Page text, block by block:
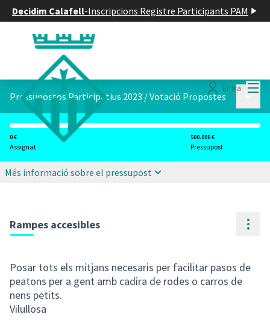
Decidim Calafell-Inscripcions Registre Participants PAM
Entra
Pressupostos Participatius 2023 /Votació Propostes
0 €
Assignat
500.000 €
Pressupost
Més informació sobre el pressupost
Rampes accesibles
Posar tots els mitjans necesaris per facilitar pasos de
peatons per a gent amb cadira de rodes o carros de
nens petits.
Vilullosa